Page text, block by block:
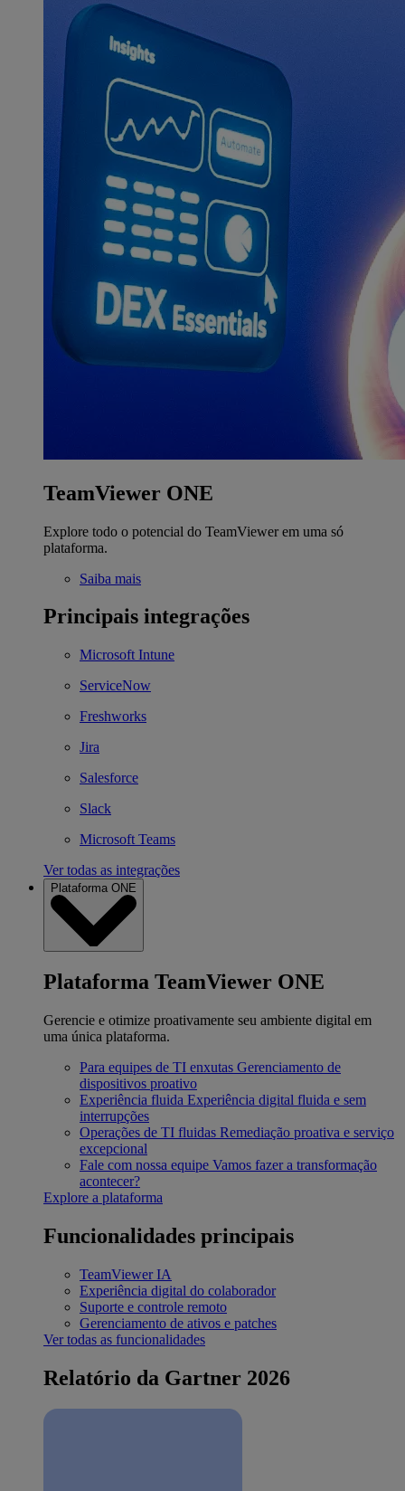
TeamViewer ONE
Explore todo o potencial do TeamViewer em uma só
plataforma.
Saiba mais
Principais integrações
Microsoft Intune
ServiceNow
Freshworks
Jira
Salesforce
Slack
Microsoft Teams
Ver todas as integrações
Plataforma ONE
Plataforma TeamViewer ONE
Gerencie e otimize proativamente seu ambiente digital em
uma única plataforma.
Para equipes de TI enxutas Gerenciamento de
dispositivos proativo
Experiência fluida Experiência digital fluida e sem
interrupções
Operações de TI fluidas Remediação proativa e serviço
excepcional
Fale com nossa equipe Vamos fazer a transformação
acontecer?
Explore a plataforma
Funcionalidades principais
TeamViewer IA
Experiência digital do colaborador
Suporte e controle remoto
Gerenciamento de ativos e patches
Ver todas as funcionalidades
Relatório da Gartner 2026